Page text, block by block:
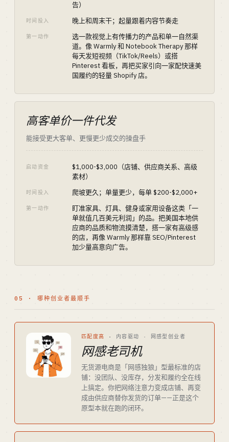
告）
时间投入 晚上和周末干；起量跟着内容节奏走
第一动作
选一款视觉上有传播力的产品和单一自然渠
道。像 Warmly 和 Notebook Therapy 那样
每天发短视频（TikTok/Reels）或搭
Pinterest 看板，再把买家引向一家配快速美
国履约的轻量 Shopify 店。
高客单价一件代发
能接受更大客单、更慢更少成交的操盘手
启动资金
$1,000-$3,000（店铺、供应商关系、高级
素材）
时间投入 爬坡更久；单量更少，每单 $200-$2,000+
第一动作
盯准家具、灯具、健身或家用设备这类「一
单就值几百美元利润」的品。把美国本地供
应商的品质和物流摸清楚，搭一家有高级感
的店，再像 Warmly 那样靠 SEO/Pinterest
加少量高意向广告。
05 · 哪种创业者最顺手
匹配度高 · 内容驱动 · 网感型创业者
网感老司机
无货源电商是「网感独狼」型最标准的店
铺：没团队、没库存，分发和履约全在线
上搞定。你把网络注意力变成店铺、再变
成由供应商替你发货的订单——正是这个
原型本就在跑的闭环。